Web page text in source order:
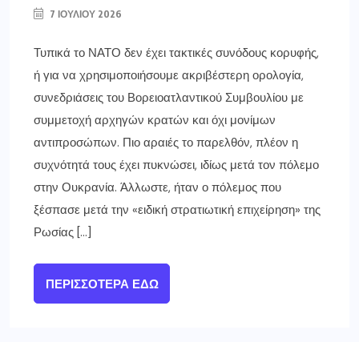
7 ΙΟΥΛΊΟΥ 2026
Τυπικά το ΝΑΤΟ δεν έχει τακτικές συνόδους κορυφής,
ή για να χρησιμοποιήσουμε ακριβέστερη ορολογία,
συνεδριάσεις του Βορειοατλαντικού Συμβουλίου με
συμμετοχή αρχηγών κρατών και όχι μονίμων
αντιπροσώπων. Πιο αραιές το παρελθόν, πλέον η
συχνότητά τους έχει πυκνώσει, ιδίως μετά τον πόλεμο
στην Ουκρανία. Άλλωστε, ήταν ο πόλεμος που
ξέσπασε μετά την «ειδική στρατιωτική επιχείρηση» της
Ρωσίας […]
ΠΕΡΙΣΣΌΤΕΡΑ ΕΔΏ